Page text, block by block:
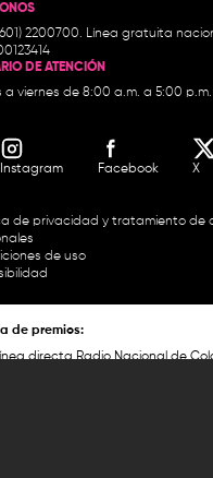
2200700. Línea gratuita
DE ATENCIÓN
a viernes de 8:00 a.m. a 5:00 p.m.
Instagram Facebook X
de privacidad y tratamiento de
de uso
de premios:
directa Radio Nacional de